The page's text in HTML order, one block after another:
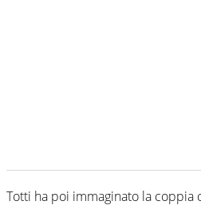
Totti ha poi immaginato la coppia